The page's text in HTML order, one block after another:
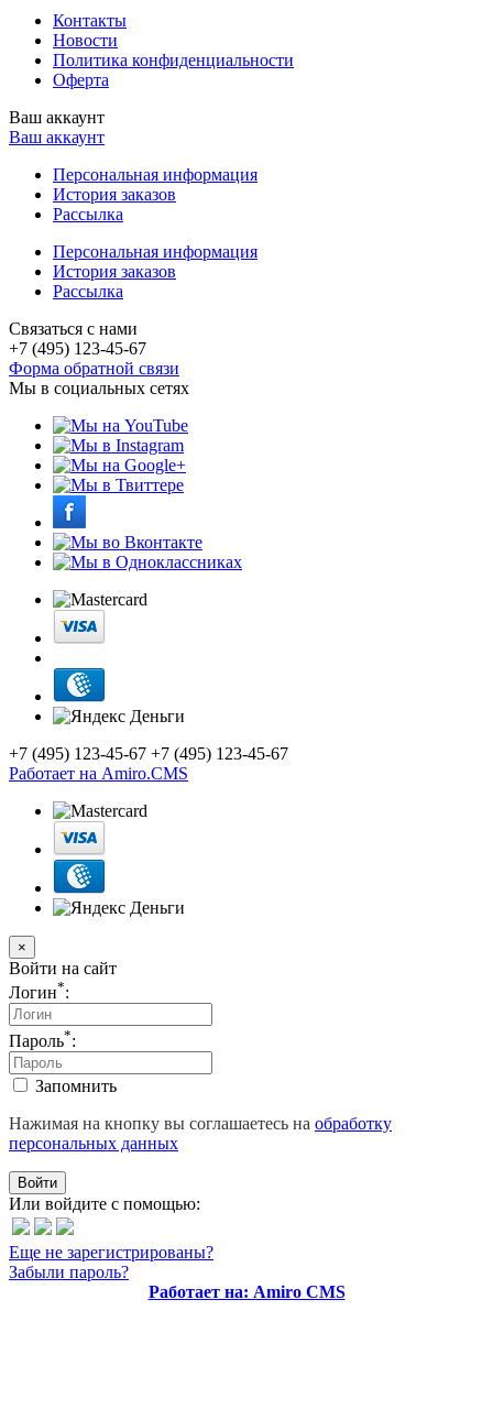
Контакты
Новости
Политика конфиденциальности
Оферта
Ваш аккаунт
Ваш аккаунт
Персональная информация
История заказов
Рассылка
Персональная информация
История заказов
Рассылка
Связаться с нами
+7 (495) 123-45-67
Форма обратной связи
Мы в социальных сетях
+7 (495) 123-45-67 +7 (495) 123-45-67
Работает на Amiro.CMS
×
Войти на сайт
Логин*:
Пароль*:
Запомнить
Нажимая на кнопку вы соглашаетесь на обработку
персональных данных
Войти
Или войдите с помощью:
Еще не зарегистрированы?
Забыли пароль?
Работает на: Amiro CMS